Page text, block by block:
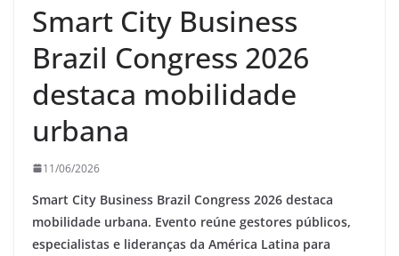
Smart City Business
Brazil Congress 2026
destaca mobilidade
urbana
11/06/2026
Smart City Business Brazil Congress 2026 destaca
mobilidade urbana. Evento reúne gestores públicos,
especialistas e lideranças da América Latina para